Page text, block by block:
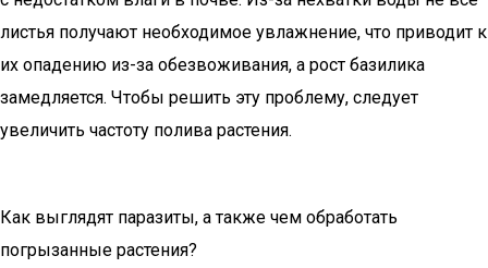
листья получают необходимое увлажнение, что приводит к
их опадению из-за обезвоживания, а рост базилика
замедляется. Чтобы решить эту проблему, следует
увеличить частоту полива растения.
Как выглядят паразиты, а также чем обработать
погрызанные растения?